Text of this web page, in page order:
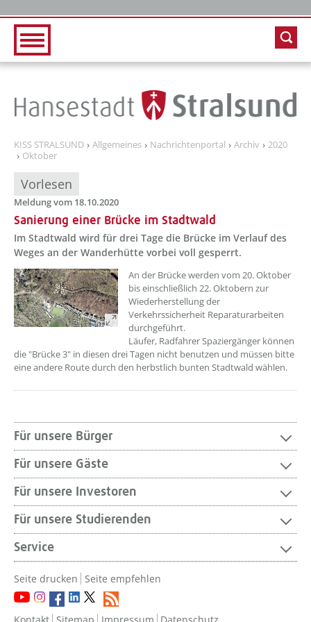
KISS STRALSUND Allgemeines Nachrichtenportal Archiv
2020
Oktober
Vorlesen
Meldung vom 18.10.2020
Sanierung einer Brücke im Stadtwald
Im Stadtwald wird für drei Tage die Brücke im Verlauf des
Weges an der Wanderhütte vorbei voll gesperrt.
An der Brücke werden vom 20. Oktober
bis einschließlich 22. Oktobern zur
Wiederherstellung der
Verkehrssicherheit Reparaturarbeiten
durchgeführt.
Läufer, Radfahrer Spaziergänger können
die "Brücke 3" in diesen drei Tagen nicht benutzen und müssen bitte
eine andere Route durch den herbstlich bunten Stadtwald wählen.
Für unsere Bürger
Für unsere Gäste
Für unsere Investoren
Für unsere Studierenden
Service
Seite drucken Seite empfehlen